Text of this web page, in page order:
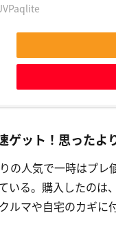
ゲット！思ったよ
の人気で一時はプ
いる。購入したの
マや自宅のカギに